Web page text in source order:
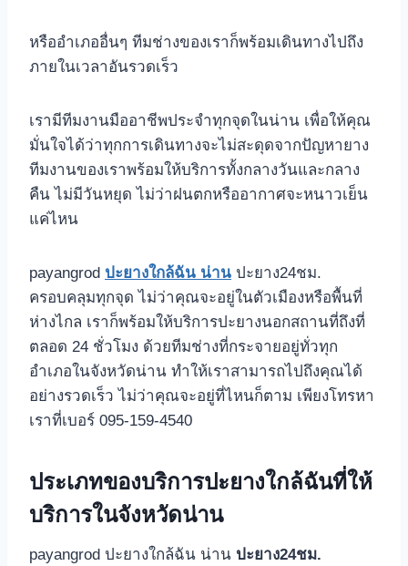
หรืออำเภออื่นๆ ทีมช่างของเราก็พร้อมเดินทางไปถึง
ภายในเวลาอันรวดเร็ว
เรามีทีมงานมืออาชีพประจำทุกจุดในน่าน เพื่อให้คุณ
มั่นใจได้ว่าทุกการเดินทางจะไม่สะดุดจากปัญหายาง
ทีมงานของเราพร้อมให้บริการทั้งกลางวันและกลาง
คืน ไม่มีวันหยุด ไม่ว่าฝนตกหรืออากาศจะหนาวเย็น
แค่ไหน
payangrod ปะยางใกล้ฉัน น่าน ปะยาง24ชม.
ครอบคลุมทุกจุด ไม่ว่าคุณจะอยู่ในตัวเมืองหรือพื้นที่
ห่างไกล เราก็พร้อมให้บริการปะยางนอกสถานที่ถึงที่
ตลอด 24 ชั่วโมง ด้วยทีมช่างที่กระจายอยู่ทั่วทุก
อำเภอในจังหวัดน่าน ทำให้เราสามารถไปถึงคุณได้
อย่างรวดเร็ว ไม่ว่าคุณจะอยู่ที่ไหนก็ตาม เพียงโทรหา
เราที่เบอร์ 095-159-4540
ประเภทของบริการปะยางใกล้ฉันที่ให้
บริการในจังหวัดน่าน
payangrod ปะยางใกล้ฉัน น่าน ปะยาง24ชม.